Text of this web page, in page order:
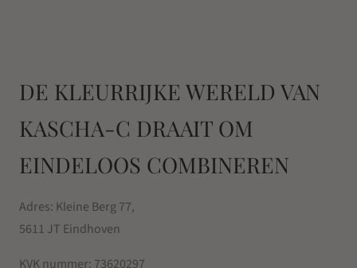
DE KLEURRIJKE WERELD VAN
KASCHA-C DRAAIT OM
EINDELOOS COMBINEREN
Adres: Kleine Berg 77,
5611 JT Eindhoven
KVK nummer: 73620297